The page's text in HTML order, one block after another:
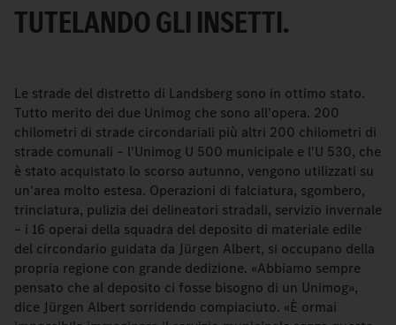
TUTELANDO GLI INSETTI.
Le strade del distretto di Landsberg sono in ottimo stato.
Tutto merito dei due Unimog che sono all'opera. 200
chilometri di strade circondariali più altri 200 chilometri di
strade comunali – l'Unimog U 500 municipale e l'U 530, che
è stato acquistato lo scorso autunno, vengono utilizzati su
un'area molto estesa. Operazioni di falciatura, sgombero,
trinciatura, pulizia dei delineatori stradali, servizio invernale
– i 16 operai della squadra del deposito di materiale edile
del circondario guidata da Jürgen Albert, si occupano della
propria regione con grande dedizione. «Abbiamo sempre
pensato che al deposito ci fosse bisogno di un Unimog»,
dice Jürgen Albert sorridendo compiaciuto. «È ormai